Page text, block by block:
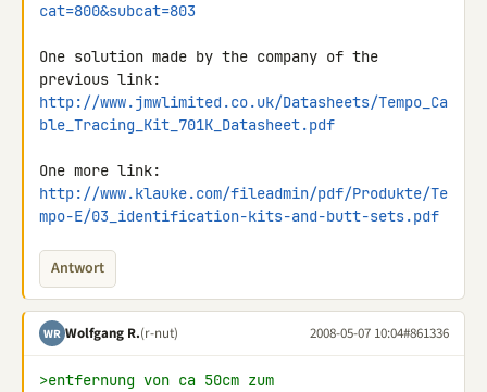
cat=800&subcat=803
One solution made by the company of the
http://www.jmwlimited.co.uk/Datasheets/Tempo_Ca
ble_Tracing_Kit_701K_Datasheet.pdf
http://www.klauke.com/fileadmin/pdf/Produkte/Te
mpo-E/03_identification-kits-and-butt-sets.pdf
Antwort
WR Wolfgang R.(r-nut) 2008-05-07 10:04#861336
>entfernung von ca 50cm zum